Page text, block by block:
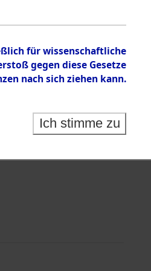
für wissenschaftliche
gegen diese Gesetze
nach sich ziehen kann.
Ich stimme zu